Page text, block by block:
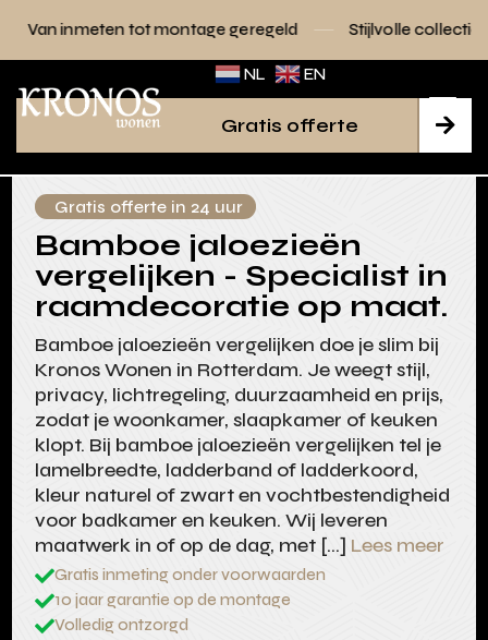
montage geregeld Stijlvolle collecties voor elk interieur
NL EN

Gratis offerte
Gratis offerte in 24 uur
Bamboe jaloezieën
vergelijken - Specialist in
raamdecoratie op maat.
Bamboe jaloezieën vergelijken doe je slim bij
Kronos Wonen in Rotterdam. Je weegt stijl,
privacy, lichtregeling, duurzaamheid en prijs,
zodat je woonkamer, slaapkamer of keuken
klopt. Bij bamboe jaloezieën vergelijken tel je
lamelbreedte, ladderband of ladderkoord,
kleur naturel of zwart en vochtbestendigheid
voor badkamer en keuken. Wij leveren
maatwerk in of op de dag, met […] Lees meer
Gratis inmeting onder voorwaarden
10 jaar garantie op de montage
Volledig ontzorgd